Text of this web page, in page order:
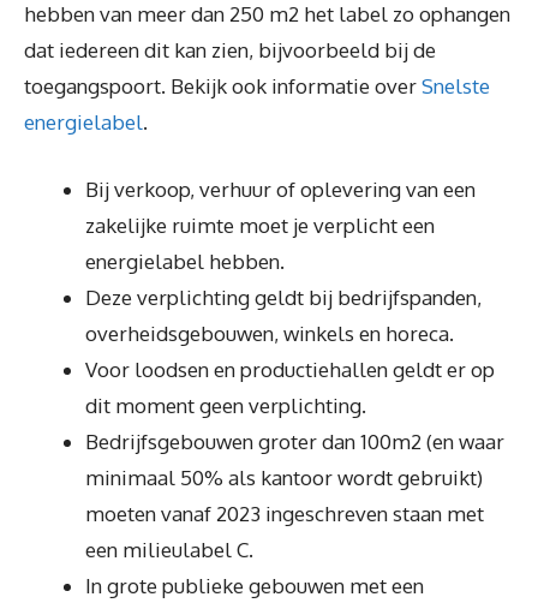
hebben van meer dan 250 m2 het label zo ophangen
dat iedereen dit kan zien, bijvoorbeeld bij de
toegangspoort. Bekijk ook informatie overSnelste
energielabel.
Bij verkoop, verhuur of oplevering van een
zakelijke ruimte moet je verplicht een
energielabel hebben.
Deze verplichting geldt bij bedrijfspanden,
overheidsgebouwen, winkels en horeca.
Voor loodsen en productiehallen geldt er op
dit moment geen verplichting.
Bedrijfsgebouwen groter dan 100m2 (en waar
minimaal 50% als kantoor wordt gebruikt)
moeten vanaf 2023 ingeschreven staan met
een milieulabel C.
In grote publieke gebouwen met een